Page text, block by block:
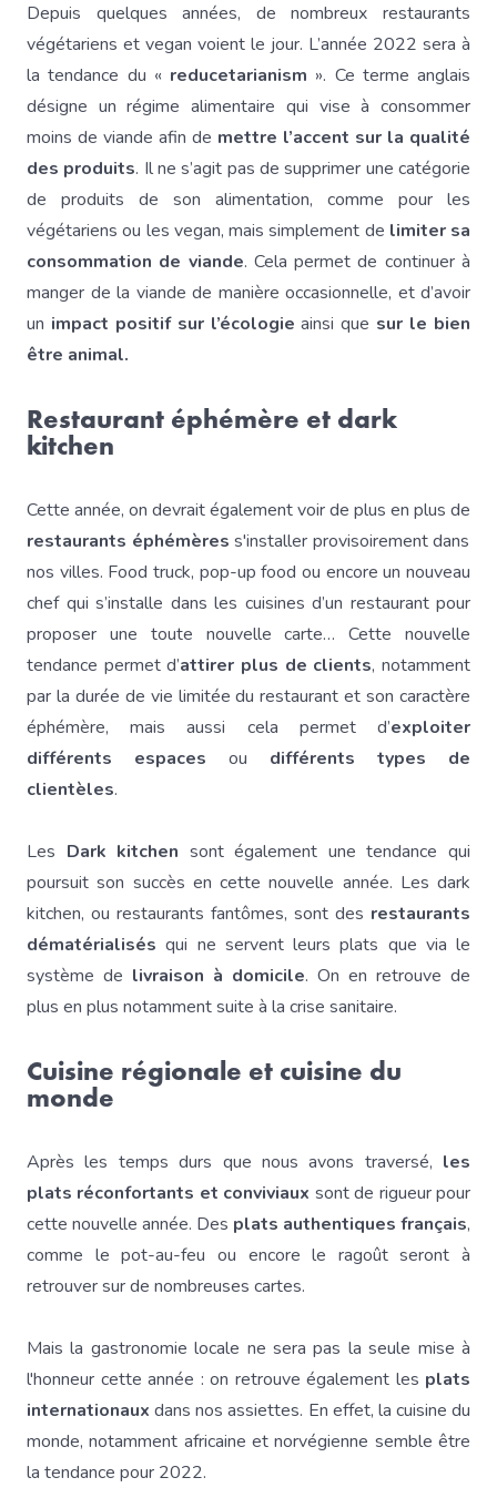
Depuis quelques années, de nombreux restaurants
végétariens et vegan voient le jour. L’année 2022 sera à
la tendance du « reducetarianism ». Ce terme anglais
désigne un régime alimentaire qui vise à consommer
moins de viande afin de mettre l’accent sur la qualité
des produits. Il ne s’agit pas de supprimer une catégorie
de produits de son alimentation, comme pour les
végétariens ou les vegan, mais simplement de limiter sa
consommation de viande. Cela permet de continuer à
manger de la viande de manière occasionnelle, et d’avoir
un impact positif sur l’écologieainsi que sur le bien
être animal.
Restaurant éphémère et dark
kitchen
Cette année, on devrait également voir de plus en plus de
restaurants éphémèress'installer provisoirement dans
nos villes. Food truck, pop-up food ou encore un nouveau
chef qui s’installe dans les cuisines d’un restaurant pour
proposer une toute nouvelle carte… Cette nouvelle
tendance permet d’attirer plus de clients, notamment
par la durée de vie limitée du restaurant et son caractère
éphémère, mais aussi cela permet d’exploiter
différents espaces ou différents types de
clientèles.
Les Dark kitchen sont également une tendance qui
poursuit son succès en cette nouvelle année. Les dark
kitchen, ou restaurants fantômes, sont des restaurants
dématérialisésqui ne servent leurs plats que via le
système de livraison à domicile. On en retrouve de
plus en plus notamment suite à la crise sanitaire.
Cuisine régionale et cuisine du
monde
Après les temps durs que nous avons traversé, les
plats réconfortants et conviviaux sont de rigueur pour
cette nouvelle année. Des plats authentiques français,
comme le pot-au-feu ou encore le ragoût seront à
retrouver sur de nombreuses cartes.
Mais la gastronomie locale ne sera pas la seule mise à
l'honneur cette année : on retrouve également les plats
internationauxdans nos assiettes. En effet, la cuisine du
monde, notamment africaine et norvégienne semble être
la tendance pour 2022.